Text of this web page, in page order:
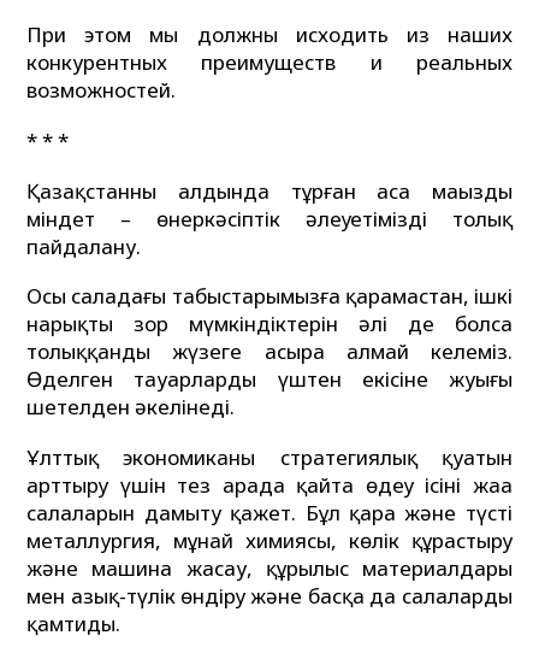
При этом мы должны исходить из наших
конкурентных преимуществ и реальных
возможностей.
* * *
Қазақстанның алдында тұрған аса маңызды
міндет – өнеркәсіптік әлеуетімізді толық
пайдалану.
Осы саладағы табыстарымызға қарамастан, ішкі
нарықтың зор мүмкіндіктерін әлі де болса
толыққанды жүзеге асыра алмай келеміз.
Өңделген тауарлардың үштен екісіне жуығы
шетелден әкелінеді.
Ұлттық экономиканың стратегиялық қуатын
арттыру үшін тез арада қайта өңдеу ісінің жаңа
салаларын дамыту қажет. Бұл қара және түсті
металлургия, мұнай химиясы, көлік құрастыру
және машина жасау, құрылыс материалдары
мен азық-түлік өндіру және басқа да салаларды
қамтиды.